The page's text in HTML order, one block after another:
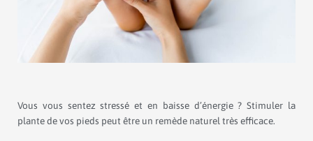
Vous vous sentez stressé et en baisse d’énergie ? Stimuler la
plante de vos pieds peut être un remède naturel très efficace.